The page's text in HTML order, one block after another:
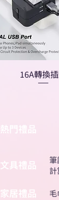
16A轉換
熱門禮品
​文具禮品 筆
​家居禮品 毛